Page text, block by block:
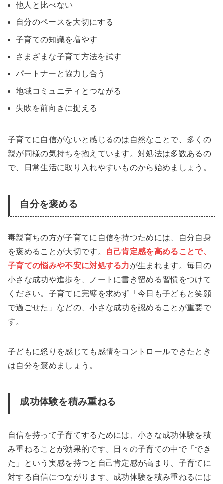
他人と比べない
自分のペースを大切にする
子育ての知識を増やす
さまざまな子育て方法を試す
パートナーと協力し合う
地域コミュニティとつながる
失敗を前向きに捉える
子育てに自信がないと感じるのは自然なことで、多くの
親が同様の気持ちを抱えています。対処法は多数あるの
で、日常生活に取り入れやすいものから始めましょう。
自分を褒める
毒親育ちの方が子育てに自信を持つためには、自分自身
を褒めることが大切です。
自己肯定感を高めることで、
子育ての悩みや不安に対処する力が生まれます。毎日の
小さな成功や進歩を、ノートに書き留める習慣をつけて
ください。子育てに完璧を求めず「今日も子どもと笑顔
で過ごせた」などの、小さな成功を認めることが重要で
す。
子どもに怒りを感じても感情をコントロールできたとき
は自分を褒めましょう。
成功体験を積み重ねる
自信を持って子育てするためには、小さな成功体験を積
み重ねることが効果的です。日々の子育ての中で「でき
た」という実感を持つと自己肯定感が高まり、子育てに
対する自信につながります。成功体験を積み重ねるには